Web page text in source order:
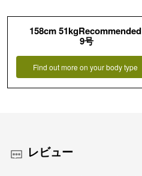
158cm 51kgRecommended
9号
Find out more on your body type
レビュー